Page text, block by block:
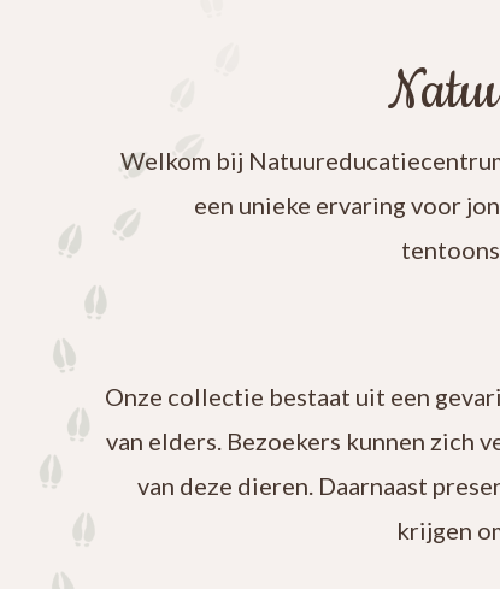
Welkom bij
een unieke ervaring voor
Onze collectie bestaat uit een
van elders. Bezoekers kunnen zich
van deze dieren. Daarnaast
krijgen